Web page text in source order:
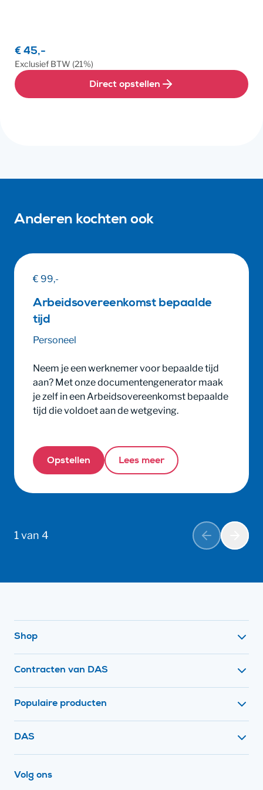
€ 45,-
Exclusief BTW (21%)
Direct opstellen
Anderen kochten ook
€ 99,-
Arbeidsovereenkomst bepaalde
tijd
Personeel
Neem je een werknemer voor bepaalde tijd
aan? Met onze documentengenerator maak
je zelf in een Arbeidsovereenkomst bepaalde
tijd die voldoet aan de wetgeving.
Opstellen Lees meer
1 van 4
Vorige
Shop
Contracten van DAS
Populaire producten
Contact met
DAS
Volg ons
op social media